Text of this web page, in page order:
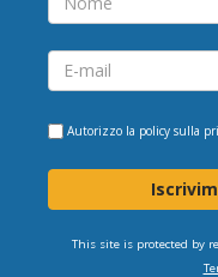
Autorizzo la policy sulla
This site is protected by